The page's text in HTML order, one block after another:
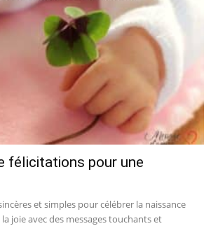
félicitations pour une
et simples pour célébrer la naissance
joie avec des messages touchants et